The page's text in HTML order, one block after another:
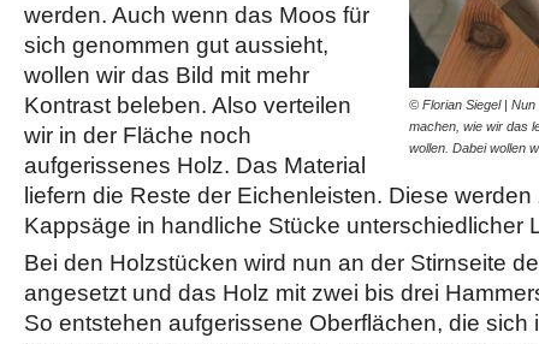
© Florian Siegel |
machen, wie wir das
wollen. Dabei wollen
werden. Auch wenn das Moos für
sich genommen gut aussieht,
wollen wir das Bild mit mehr
Kontrast beleben. Also verteilen
wir in der Fläche noch
aufgerissenes Holz. Das Material
liefern die Reste der Eichenleisten. Diese
Kappsäge in handliche Stücke unterschiedlicher
Bei den Holzstücken wird nun an der Stirnseite
angesetzt und das Holz mit zwei bis drei
So entstehen aufgerissene Oberflächen, die sich